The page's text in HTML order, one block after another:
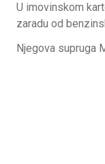
U imovinskom
zaradu od
Njegova supruga